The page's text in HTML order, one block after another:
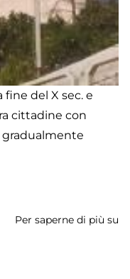
fine del X sec. e
cittadine con
gradualmente
Per saperne di più su